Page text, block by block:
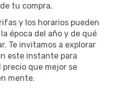
tu compra.
y los horarios pueden
época del año y de qué
Te invitamos a explorar
este instante para
que mejor se
mente.